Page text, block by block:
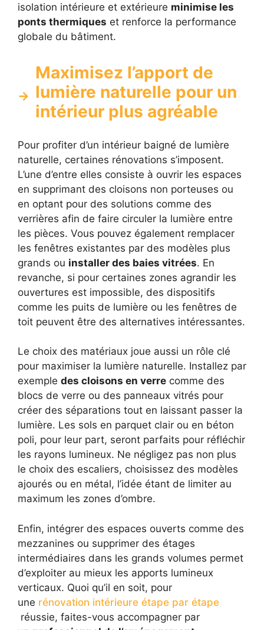
isolation intérieure et extérieure minimise les
ponts thermiques et renforce la performance
globale du bâtiment.
Maximisez l’apport de
lumière naturelle pour un
intérieur plus agréable
Pour profiter d’un intérieur baigné de lumière
naturelle, certaines rénovations s’imposent.
L’une d’entre elles consiste à ouvrir les espaces
en supprimant des cloisons non porteuses ou
en optant pour des solutions comme des
verrières afin de faire circuler la lumière entre
les pièces. Vous pouvez également remplacer
les fenêtres existantes par des modèles plus
grands ou installer des baies vitrées. En
revanche, si pour certaines zones agrandir les
ouvertures est impossible, des dispositifs
comme les puits de lumière ou les fenêtres de
toit peuvent être des alternatives intéressantes.
Le choix des matériaux joue aussi un rôle clé
pour maximiser la lumière naturelle. Installez par
exemple des cloisons en verre comme des
blocs de verre ou des panneaux vitrés pour
créer des séparations tout en laissant passer la
lumière. Les sols en parquet clair ou en béton
poli, pour leur part, seront parfaits pour réfléchir
les rayons lumineux. Ne négligez pas non plus
le choix des escaliers, choisissez des modèles
ajourés ou en métal, l’idée étant de limiter au
maximum les zones d’ombre.
Enfin, intégrer des espaces ouverts comme des
mezzanines ou supprimer des étages
intermédiaires dans les grands volumes permet
d’exploiter au mieux les apports lumineux
verticaux. Quoi qu’il en soit, pour
une rénovation intérieure étape par étape
réussie, faites-vous accompagner par